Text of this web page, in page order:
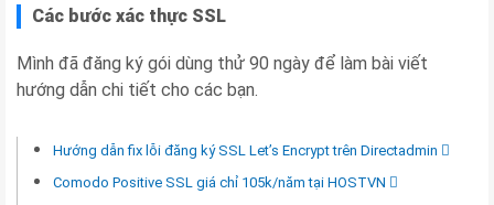
Các bước xác thực SSL
Mình đã đăng ký gói dùng thử 90 ngày để làm bài viết
hướng dẫn chi tiết cho các bạn.
Hướng dẫn fix lỗi đăng ký SSL Let’s Encrypt trên Directadmin
Comodo Positive SSL giá chỉ 105k/năm tại HOSTVN